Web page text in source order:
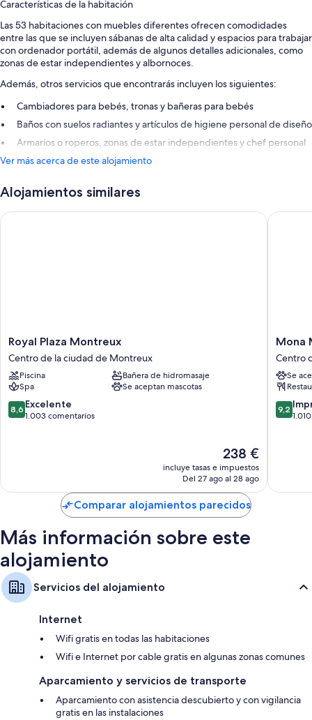
Características de la habitación
Las 53 habitaciones con muebles diferentes ofrecen comodidades
entre las que se incluyen sábanas de alta calidad y espacios para trabajar
con ordenador portátil, además de algunos detalles adicionales, como
zonas de estar independientes y albornoces.
Además, otros servicios que encontrarás incluyen los siguientes:
Cambiadores para bebés, tronas y bañeras para bebés
Baños con suelos radiantes y artículos de higiene personal de diseño
Armarios o roperos, zonas de estar independientes y chef personal
Ver más acerca de este alojamiento
Alojamientos similares
Royal
Plaza
Montreux
Centro
de
la
ciudad
Royal Plaza Montreux
Centro de la ciudad de Montreux
Piscina
Bañera de hidromasaje
Spa
Se aceptan mascotas
8.6
sobre
8,6 Excelente
1.003 comentarios
El
precio
actual
de
238 €
238 €
incluye tasas e impuestos
Del 27 ago al 28 ago
Royal Plaza Montreux
Mona
Centro
de
la
ciudad
de
Mona
Centro
Se
9.2
sobre
9,2
Mona
Comparar alojamientos parecidos
Más información sobre este
alojamiento
Servicios del alojamiento
Internet
Wifi gratis en todas las habitaciones
Wifi e Internet por cable gratis en algunas zonas comunes
Aparcamiento y servicios de transporte
Aparcamiento con asistencia descubierto y con vigilancia
gratis en las instalaciones